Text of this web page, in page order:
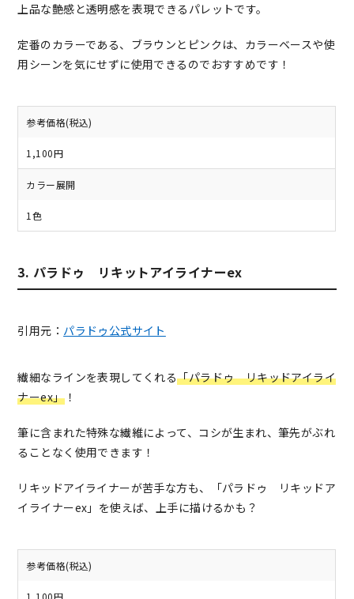
上品な艶感と透明感を表現できるパレットです。
定番のカラーである、ブラウンとピンクは、カラーベースや使
用シーンを気にせずに使用できるのでおすすめです！
参考価格(税込)
1,100円
カラー展開
1色
3. パラドゥ リキットアイライナーex
引用元： パラドゥ公式サイト
繊細なラインを表現してくれる「パラドゥ リキッドアイライ
ナーex」！
筆に含まれた特殊な繊維によって、コシが生まれ、筆先がぶれ
ることなく使用できます！
リキッドアイライナーが苦手な方も、「パラドゥ リキッドア
イライナーex」を使えば、上手に描けるかも？
参考価格(税込)